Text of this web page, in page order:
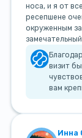
носа, и я от
ресепшене
окруженным
визит
вам
Инна